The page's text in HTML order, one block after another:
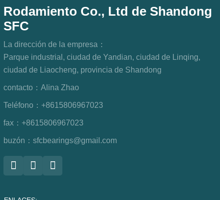
Rodamiento Co., Ltd de Shandong
SFC
La dirección de la empresa：
Parque industrial, ciudad de Yandian, ciudad de Linqing,
ciudad de Liaocheng, provincia de Shandong
contacto： Alina Zhao
Teléfono： +8615806967023
fax： +8615806967023
buzón： sfcbearings@gmail.com